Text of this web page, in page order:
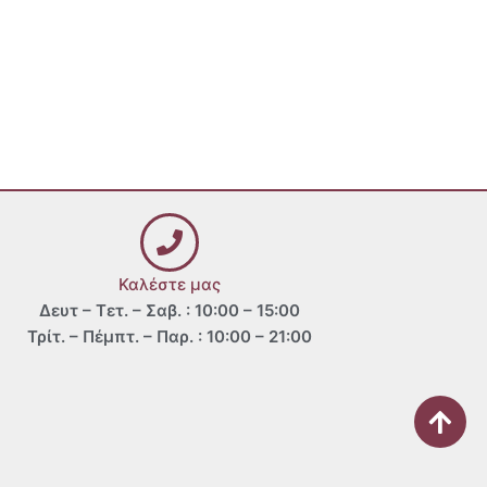
Καλέστε μας
Δευτ – Τετ. – Σαβ. : 10:00 – 15:00
Τρίτ. – Πέμπτ. – Παρ. : 10:00 – 21:00